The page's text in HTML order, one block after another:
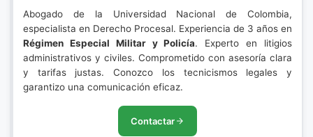
Abogado de la Universidad Nacional de Colombia,
especialista en Derecho Procesal. Experiencia de 3 años en
Régimen Especial Militar y Policía. Experto en litigios
administrativos y civiles. Comprometido con asesoría clara
y tarifas justas. Conozco los tecnicismos legales y
garantizo una comunicación eficaz.
Contactar